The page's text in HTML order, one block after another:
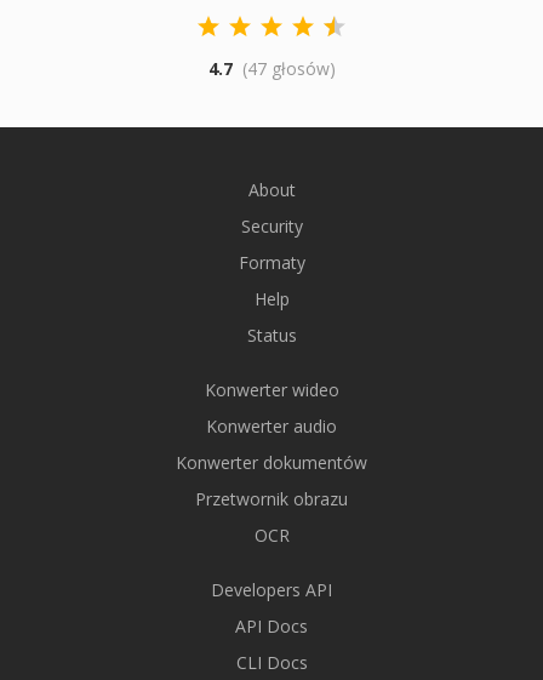
4.7 (47 głosów)
About
Security
Formaty
Help
Status
Konwerter wideo
Konwerter audio
Konwerter dokumentów
Przetwornik obrazu
OCR
Developers API
API Docs
CLI Docs